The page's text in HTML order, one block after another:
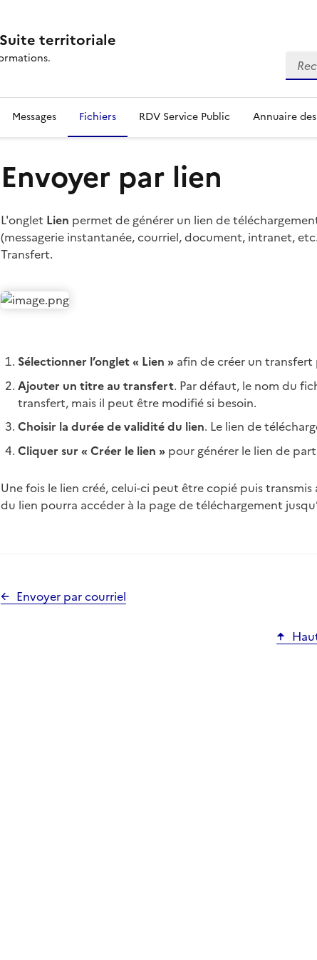
territoriale
Messages Fichiers RDV Service Public Annuaire
Envoyer par lien
L'onglet Lien permet de générer un lien de
(messagerie instantanée, courriel, document, intranet,
Transfert.
Sélectionner l’onglet « Lien » afin de créer un transfert
Ajouter un titre au transfert. Par défaut, le nom du
transfert, mais il peut être modifié si besoin.
Choisir la durée de validité du lien. Le lien de
Cliquer sur « Créer le lien » pour générer le lien de
Une fois le lien créé, celui-ci peut être copié puis
du lien pourra accéder à la page de téléchargement
Envoyer par courriel